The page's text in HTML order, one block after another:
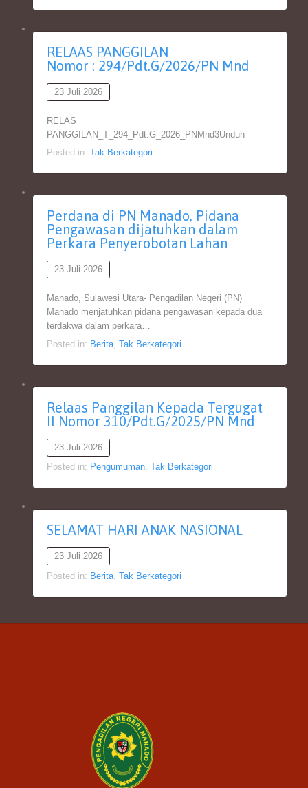
RELAAS PANGGILAN
Nomor : 294/Pdt.G/2026/PN Mnd
23 Juli 2026
RELAS
PANGGILAN_T_294_Pdt.G_2026_PNMnd3Unduh
Posted in: Tak Berkategori
Perdana di PN Manado, Pidana
Pengawasan dijatuhkan dalam
Perkara Penyerobotan Lahan
23 Juli 2026
Manado, Sulawesi Utara- Pengadilan Negeri (PN)
Manado menjatuhkan pidana pengawasan kepada dua
terdakwa dalam perkara…
Posted in: Berita, Tak Berkategori
Relaas Panggilan Kepada Tergugat
II Nomor 310/Pdt.G/2025/PN Mnd
23 Juli 2026
Posted in: Pengumuman, Tak Berkategori
SELAMAT HARI ANAK NASIONAL
23 Juli 2026
Posted in: Berita, Tak Berkategori